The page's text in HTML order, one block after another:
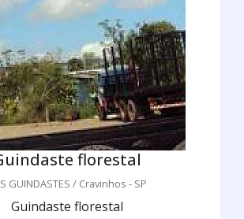
florestal
GUINDASTES / Cravinhos - SP
Guindaste florestal